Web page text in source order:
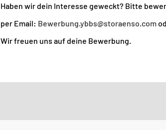
Haben wir dein Interesse geweckt? Bitte
per Email: Bewerbung.ybbs@storaenso.com
Wir freuen uns auf deine Bewerbung.